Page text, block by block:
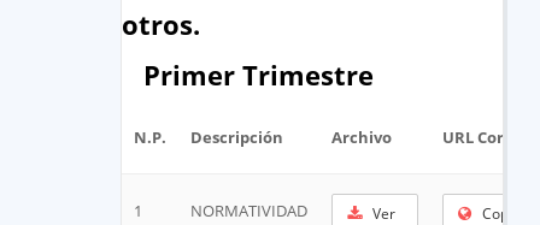
otros.
Primer Trimestre
N.P. Descripción Archivo URL Corta
1 NORMATIVIDAD Ver Copiar